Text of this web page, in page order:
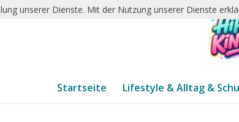
Startseite Lifestyle & Alltag &
unserer Dienste. Mit der Nutzung unserer Dienste